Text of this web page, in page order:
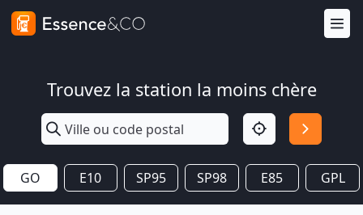
Trouvez la station la moins chère
GO E10 SP95 SP98 E85 GPL